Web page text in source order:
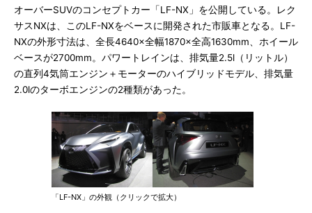
オーバーSUVのコンセプトカー「LF-NX」を公開している。レク
サスNXは、このLF-NXをベースに開発された市販車となる。LF-
NXの外形寸法は、全長4640×全幅1870×全高1630mm、ホイール
ベースが2700mm。パワートレインは、排気量2.5l（リットル）
の直列4気筒エンジン＋モーターのハイブリッドモデル、排気量
2.0lのターボエンジンの2種類があった。
「LF-NX」の外観（クリックで拡大）